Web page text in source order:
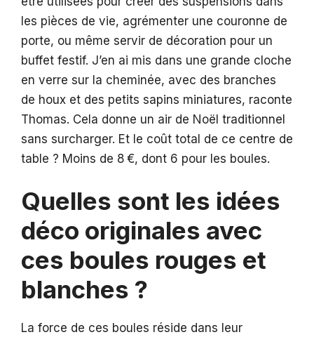
les pièces de vie, agrémenter une couronne de
porte, ou même servir de décoration pour un
buffet festif. J’en ai mis dans une grande cloche
en verre sur la cheminée, avec des branches
de houx et des petits sapins miniatures, raconte
Thomas. Cela donne un air de Noël traditionnel
sans surcharger. Et le coût total de ce centre de
table ? Moins de 8 €, dont 6 pour les boules.
Quelles sont les idées
déco originales avec
ces boules rouges et
blanches ?
La force de ces boules réside dans leur